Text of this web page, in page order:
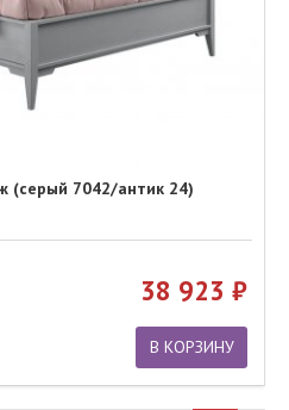
(серый 7042/антик 24)
38 923
В КОРЗИНУ